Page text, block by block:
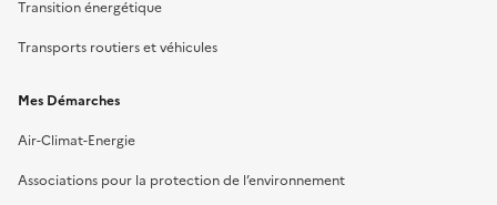
Transition énergétique
Transports routiers et véhicules
Mes Démarches
Air-Climat-Energie
Associations pour la protection de l’environnement